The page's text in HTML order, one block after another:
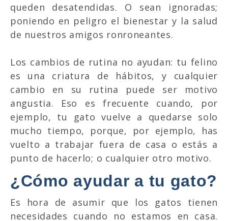
queden desatendidas. O sean ignoradas;
poniendo en peligro el bienestar y la salud
de nuestros amigos ronroneantes.
Los cambios de rutina no ayudan: tu felino
es una criatura de hábitos, y cualquier
cambio en su rutina puede ser motivo
angustia. Eso es frecuente cuando, por
ejemplo, tu gato vuelve a quedarse solo
mucho tiempo, porque, por ejemplo, has
vuelto a trabajar fuera de casa o estás a
punto de hacerlo; o cualquier otro motivo.
¿Cómo ayudar a tu gato?
Es hora de asumir que los gatos tienen
necesidades cuando no estamos en casa.